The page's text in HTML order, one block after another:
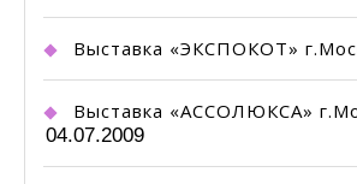
Выставка «ЭКСПОКОТ»
Выставка «АССОЛЮКСА»
04.07.2009